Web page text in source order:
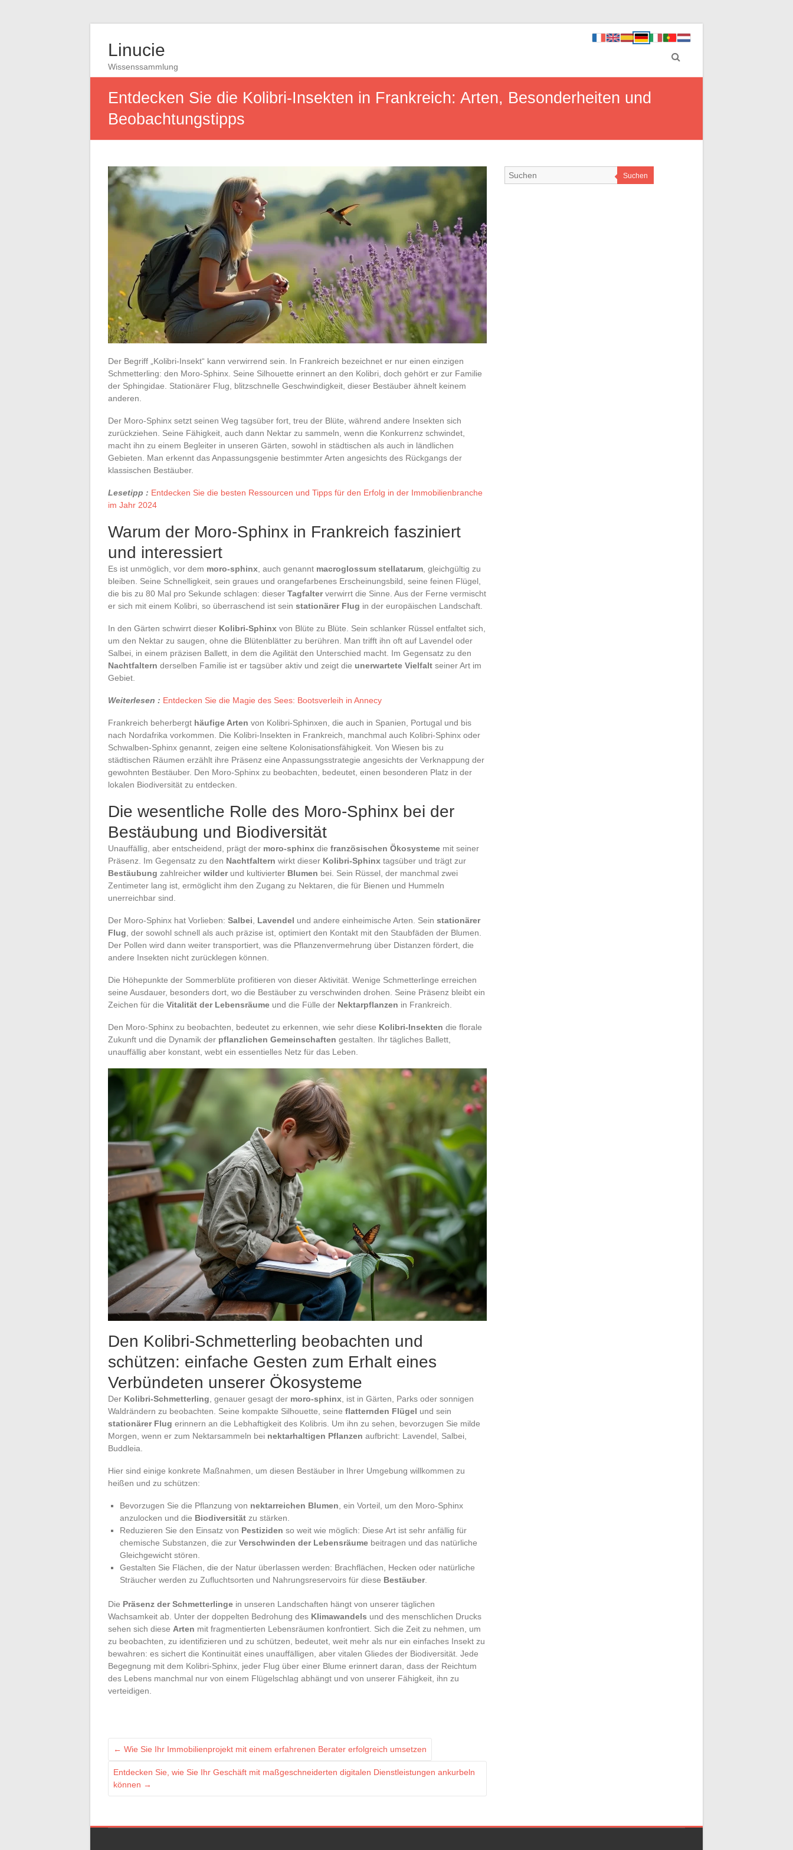
Linucie
Wissenssammlung
Entdecken Sie die Kolibri-Insekten in Frankreich: Arten, Besonderheiten und
Beobachtungstipps
Der Begriff „Kolibri-Insekt“ kann verwirrend sein. In Frankreich bezeichnet er nur einen einzigen
Schmetterling: den Moro-Sphinx. Seine Silhouette erinnert an den Kolibri, doch gehört er zur Familie
der Sphingidae. Stationärer Flug, blitzschnelle Geschwindigkeit, dieser Bestäuber ähnelt keinem
anderen.
Der Moro-Sphinx setzt seinen Weg tagsüber fort, treu der Blüte, während andere Insekten sich
zurückziehen. Seine Fähigkeit, auch dann Nektar zu sammeln, wenn die Konkurrenz schwindet,
macht ihn zu einem Begleiter in unseren Gärten, sowohl in städtischen als auch in ländlichen
Gebieten. Man erkennt das Anpassungsgenie bestimmter Arten angesichts des Rückgangs der
klassischen Bestäuber.
Lesetipp : Entdecken Sie die besten Ressourcen und Tipps für den Erfolg in der Immobilienbranche
im Jahr 2024
Warum der Moro-Sphinx in Frankreich fasziniert
und interessiert
Es ist unmöglich, vor dem moro-sphinx , auch genannt macroglossum stellatarum , gleichgültig zu
bleiben. Seine Schnelligkeit, sein graues und orangefarbenes Erscheinungsbild, seine feinen Flügel,
die bis zu 80 Mal pro Sekunde schlagen: dieser Tagfalterverwirrt die Sinne. Aus der Ferne vermischt
er sich mit einem Kolibri, so überraschend ist sein stationärer Flug in der europäischen Landschaft.
In den Gärten schwirrt dieser Kolibri-Sphinx von Blüte zu Blüte. Sein schlanker Rüssel entfaltet sich,
um den Nektar zu saugen, ohne die Blütenblätter zu berühren. Man trifft ihn oft auf Lavendel oder
Salbei, in einem präzisen Ballett, in dem die Agilität den Unterschied macht. Im Gegensatz zu den
Nachtfaltern derselben Familie ist er tagsüber aktiv und zeigt die unerwartete Vielfalt seiner Art im
Gebiet.
Weiterlesen : Entdecken Sie die Magie des Sees: Bootsverleih in Annecy
Frankreich beherbergt häufige Arten von Kolibri-Sphinxen, die auch in Spanien, Portugal und bis
nach Nordafrika vorkommen. Die Kolibri-Insekten in Frankreich, manchmal auch Kolibri-Sphinx oder
Schwalben-Sphinx genannt, zeigen eine seltene Kolonisationsfähigkeit. Von Wiesen bis zu
städtischen Räumen erzählt ihre Präsenz eine Anpassungsstrategie angesichts der Verknappung der
gewohnten Bestäuber. Den Moro-Sphinx zu beobachten, bedeutet, einen besonderen Platz in der
lokalen Biodiversität zu entdecken.
Die wesentliche Rolle des Moro-Sphinx bei der
Bestäubung und Biodiversität
Unauffällig, aber entscheidend, prägt der moro-sphinx die französischen Ökosysteme mit seiner
Präsenz. Im Gegensatz zu den Nachtfaltern wirkt dieser Kolibri-Sphinx tagsüber und trägt zur
Bestäubung zahlreicher wilderund kultivierter Blumen bei. Sein Rüssel, der manchmal zwei
Zentimeter lang ist, ermöglicht ihm den Zugang zu Nektaren, die für Bienen und Hummeln
unerreichbar sind.
Der Moro-Sphinx hat Vorlieben: Salbei Lavendel und andere einheimische Arten. Sein stationärer
Flug , der sowohl schnell als auch präzise ist, optimiert den Kontakt mit den Staubfäden der Blumen.
Der Pollen wird dann weiter transportiert, was die Pflanzenvermehrung über Distanzen fördert, die
andere Insekten nicht zurücklegen können.
Die Höhepunkte der Sommerblüte profitieren von dieser Aktivität. Wenige Schmetterlinge erreichen
seine Ausdauer, besonders dort, wo die Bestäuber zu verschwinden drohen. Seine Präsenz bleibt ein
Zeichen für die Vitalität der Lebensräume und die Fülle der Nektarpflanzen in Frankreich.
Den Moro-Sphinx zu beobachten, bedeutet zu erkennen, wie sehr diese Kolibri-Insekten die florale
Zukunft und die Dynamik der pflanzlichen Gemeinschaften gestalten. Ihr tägliches Ballett,
unauffällig aber konstant, webt ein essentielles Netz für das Leben.
Den Kolibri-Schmetterling beobachten und
schützen: einfache Gesten zum Erhalt eines
Verbündeten unserer Ökosysteme
Der Kolibri-Schmetterling , genauer gesagt der moro-sphinx , ist in Gärten, Parks oder sonnigen
Waldrändern zu beobachten. Seine kompakte Silhouette, seine flatternden Flügel und sein
stationärer Flug erinnern an die Lebhaftigkeit des Kolibris. Um ihn zu sehen, bevorzugen Sie milde
Morgen, wenn er zum Nektarsammeln bei nektarhaltigen Pflanzen aufbricht: Lavendel, Salbei,
Buddleia.
Hier sind einige konkrete Maßnahmen, um diesen Bestäuber in Ihrer Umgebung willkommen zu
heißen und zu schützen:
Bevorzugen Sie die Pflanzung von nektarreichen Blumen , ein Vorteil, um den Moro-Sphinx
anzulocken und die Biodiversität zu stärken.
Reduzieren Sie den Einsatz von Pestiziden so weit wie möglich: Diese Art ist sehr anfällig für
chemische Substanzen, die zur Verschwinden der Lebensräume beitragen und das natürliche
Gleichgewicht stören.
Gestalten Sie Flächen, die der Natur überlassen werden: Brachflächen, Hecken oder natürliche
Sträucher werden zu Zufluchtsorten und Nahrungsreservoirs für diese Bestäuber.
Die Präsenz der Schmetterlinge in unseren Landschaften hängt von unserer täglichen
Wachsamkeit ab. Unter der doppelten Bedrohung des Klimawandels und des menschlichen Drucks
sehen sich diese Arten mit fragmentierten Lebensräumen konfrontiert. Sich die Zeit zu nehmen, um
zu beobachten, zu identifizieren und zu schützen, bedeutet, weit mehr als nur ein einfaches Insekt zu
bewahren: es sichert die Kontinuität eines unauffälligen, aber vitalen Gliedes der Biodiversität. Jede
Begegnung mit dem Kolibri-Sphinx, jeder Flug über einer Blume erinnert daran, dass der Reichtum
des Lebens manchmal nur von einem Flügelschlag abhängt und von unserer Fähigkeit, ihn zu
verteidigen.
← Wie Sie Ihr Immobilienprojekt mit einem erfahrenen Berater erfolgreich umsetzen
Entdecken Sie, wie Sie Ihr Geschäft mit maßgeschneiderten digitalen Dienstleistungen ankurbeln
können →
Suchen